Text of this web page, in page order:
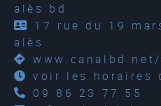
alès bd
17 rue du 19
alès
voir les horaires
09 86 23 77 55